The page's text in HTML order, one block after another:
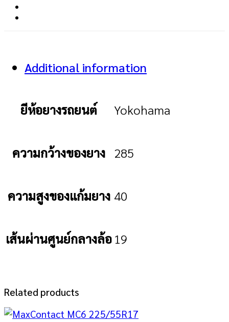
quantity
Additional information
ยีห้อยางรถยนต์ Yokohama
ความกว้างของยาง 285
ความสูงของแก้มยาง 40
เส้นผ่านศูนย์กลางล้อ19
Related products